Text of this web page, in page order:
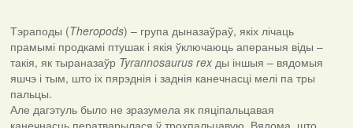
Тэраподы (Theropods) – група дыназаўраў, якіх лічаць
прамымі продкамі птушак і якія ўключаюць апераныя віды –
такія, як тыраназаўр Tyrannosaurus rexды іншыя – вядомыя
яшчэ і тым, што іх пярэднія і заднія канечнасці мелі па тры
пальцы.
Але дагэтуль было не зразумела як пяціпальцавая
канечнасць ператварылася ў трохпальцавую. Вядома, што